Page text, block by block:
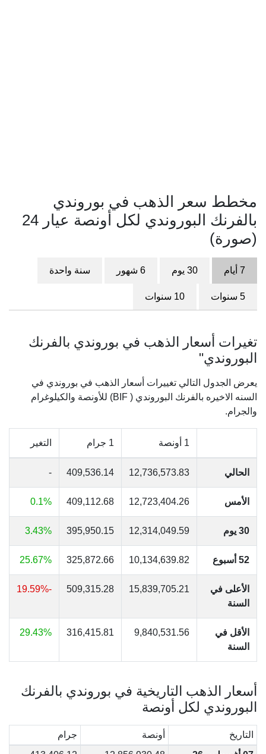
مخطط سعر الذهب في بوروندي
بالفرنك البوروندي لكل أونصة عيار 24
(صورة)
7 أيام 30 يوم 6 شهور سنة واحدة
5 سنوات 10 سنوات
تغيرات أسعار الذهب في بوروندي بالفرنك
البوروندي"
يعرض الجدول التالي تغييرات أسعار الذهب في بوروندي في
السنه الاخيره بالفرنك البوروندي ( BIF) للأونصة والكيلوغرام
والجرام.
1 أونصة 1 جرام التغير
الحالي 12,736,573.83
409,536.14
-
الأمس 12,723,404.26
409,112.68
0.1%
30 يوم 12,314,049.59
395,950.15
3.43%
52 أسبوع 10,134,639.82
325,872.66
25.67%
الأعلى في
السنة
15,839,705.21
509,315.28
-19.59%
الأقل في
السنة
9,840,531.56
316,415.81
29.43%
أسعار الذهب التاريخية في بوروندي بالفرنك
البوروندي لكل أونصة
التاريخ أونصة
جرام